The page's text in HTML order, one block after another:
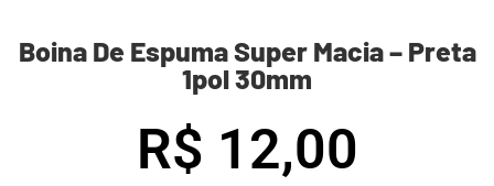
Boina De Espuma Super Macia – Preta
1pol 30mm
R$ 12,00